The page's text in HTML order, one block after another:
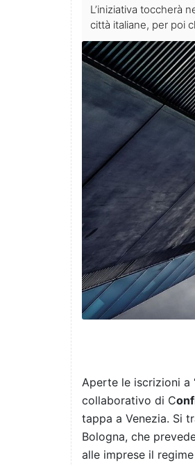
L’iniziativa toccherà
città italiane, per poi
Aperte le iscrizioni a
collaborativo di C
tappa a Venezia. Si
Bologna, che
alle imprese il